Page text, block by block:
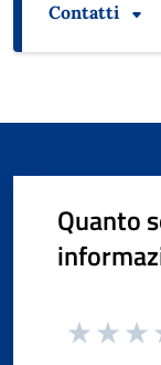
Contatti
Quanto